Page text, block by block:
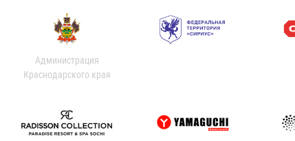
Администрация
Краснодарского края